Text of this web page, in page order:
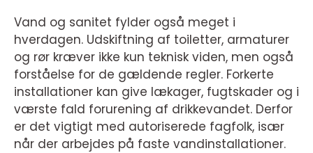
Vand og sanitet fylder også meget i
hverdagen. Udskiftning af toiletter, armaturer
og rør kræver ikke kun teknisk viden, men også
forståelse for de gældende regler. Forkerte
installationer kan give lækager, fugtskader og i
værste fald forurening af drikkevandet. Derfor
er det vigtigt med autoriserede fagfolk, især
når der arbejdes på faste vandinstallationer.